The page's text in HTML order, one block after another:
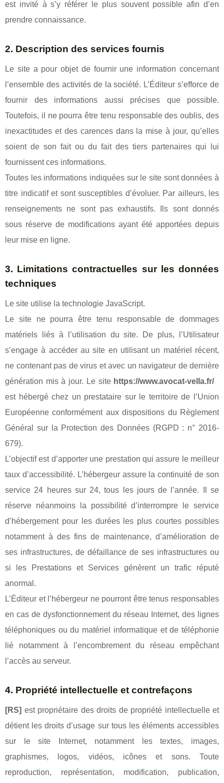
est invité à s’y référer le plus souvent possible afin d’en
prendre connaissance.
2. Description des services fournis
Le site a pour objet de fournir une information concernant
l’ensemble des activités de la société. L’Éditeur s’efforce de
fournir des informations aussi précises que possible.
Toutefois, il ne pourra être tenu responsable des oublis, des
inexactitudes et des carences dans la mise à jour, qu’elles
soient de son fait ou du fait des tiers partenaires qui lui
fournissent ces informations.
Toutes les informations indiquées sur le site sont données à
titre indicatif et sont susceptibles d’évoluer. Par ailleurs, les
renseignements ne sont pas exhaustifs. Ils sont donnés
sous réserve de modifications ayant été apportées depuis
leur mise en ligne.
3. Limitations contractuelles sur les données
techniques
Le site utilise la technologie JavaScript.
Le site ne pourra être tenu responsable de dommages
matériels liés à l’utilisation du site. De plus, l’Utilisateur
s’engage à accéder au site en utilisant un matériel récent,
ne contenant pas de virus et avec un navigateur de dernière
génération mis à jour. Le site https://www.avocat-vella.fr/
est hébergé chez un prestataire sur le territoire de l’Union
Européenne conformément aux dispositions du Règlement
Général sur la Protection des Données (RGPD : n° 2016-
679).
L’objectif est d’apporter une prestation qui assure le meilleur
taux d’accessibilité. L’hébergeur assure la continuité de son
service 24 heures sur 24, tous les jours de l’année. Il se
réserve néanmoins la possibilité d’interrompre le service
d’hébergement pour les durées les plus courtes possibles
notamment à des fins de maintenance, d’amélioration de
ses infrastructures, de défaillance de ses infrastructures ou
si les Prestations et Services génèrent un trafic réputé
anormal.
L’Éditeur et l’hébergeur ne pourront être tenus responsables
en cas de dysfonctionnement du réseau Internet, des lignes
téléphoniques ou du matériel informatique et de téléphonie
lié notamment à l’encombrement du réseau empêchant
l’accès au serveur.
4. Propriété intellectuelle et contrefaçons
[RS] est propriétaire des droits de propriété intellectuelle et
détient les droits d’usage sur tous les éléments accessibles
sur le site Internet, notamment les textes, images,
graphismes, logos, vidéos, icônes et sons. Toute
reproduction, représentation, modification, publication,